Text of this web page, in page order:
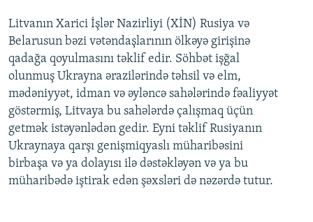
Litvanın Xarici İşlər Nazirliyi (XİN) Rusiya və
Belarusun bəzi vətəndaşlarının ölkəyə girişinə
qadağa qoyulmasını təklif edir. Söhbət işğal
olunmuş Ukrayna ərazilərində təhsil və elm,
mədəniyyət, idman və əyləncə sahələrində fəaliyyət
göstərmiş, Litvaya bu sahələrdə çalışmaq üçün
getmək istəyənlədən gedir. Eyni təklif Rusiyanın
Ukraynaya qarşı genişmiqyaslı müharibəsini
birbaşa və ya dolayısı ilə dəstəkləyən və ya bu
müharibədə iştirak edən şəxsləri də nəzərdə tutur.